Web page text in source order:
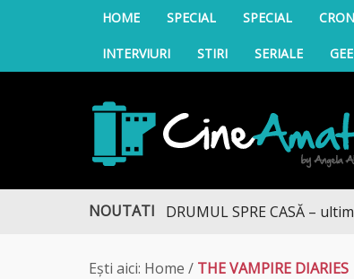
HOME SPECIAL SPECIAL
INTERVIURI STIRI SERIALE
CineAmator
NOUTATIDRUMUL SPRE CASĂ – ultimul
Ești aici: Home / THE VAMPIRE DIARIES